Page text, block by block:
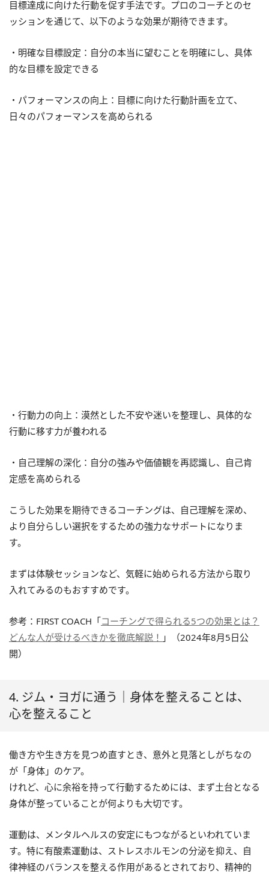
目標達成に向けた行動を促す手法です。プロのコーチとのセ
ッションを通じて、以下のような効果が期待できます。
・明確な目標設定：自分の本当に望むことを明確にし、具体
的な目標を設定できる
・パフォーマンスの向上：目標に向けた行動計画を立て、
日々のパフォーマンスを高められる
・行動力の向上：漠然とした不安や迷いを整理し、具体的な
行動に移す力が養われる
・自己理解の深化：自分の強みや価値観を再認識し、自己肯
定感を高められる
こうした効果を期待できるコーチングは、自己理解を深め、
より自分らしい選択をするための強力なサポートになりま
す。
まずは体験セッションなど、気軽に始められる方法から取り
入れてみるのもおすすめです。
参考：FIRST COACH「コーチングで得られる5つの効果とは？
どんな人が受けるべきかを徹底解説！ 」（2024年8月5日公
開）
4. ジム・ヨガに通う｜身体を整えることは、
心を整えること
働き方や生き方を見つめ直すとき、意外と見落としがちなの
が「身体」のケア。
けれど、心に余裕を持って行動するためには、まず土台となる
身体が整っていることが何よりも大切です。
運動は、メンタルヘルスの安定にもつながるといわれていま
す。特に有酸素運動は、ストレスホルモンの分泌を抑え、自
律神経のバランスを整える作用があるとされており、精神的